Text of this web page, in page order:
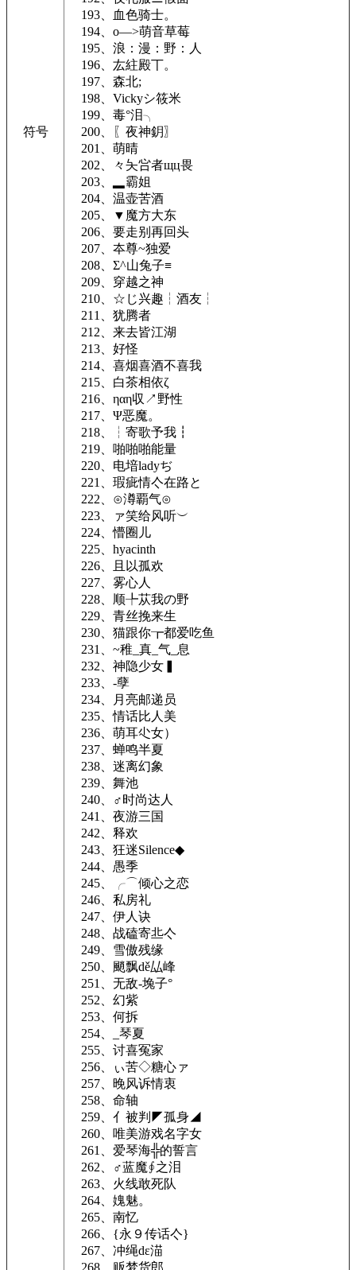
符号
193、血色骑士。
194、o—>萌音草莓
195、浪：漫：野：人
196、厷紸殿丅。
197、森北;
198、Vickyシ筱米
199、毒°泪╮
200、〖夜神鈅〗
201、萌晴
202、々夨吢者щц畏
203、▂霸姐
204、温壶苦酒
205、▼魔方大东
206、要走别再回头
207、夲尊~独爱
208、Σ^山兔子≡
209、穿越之神
210、☆じ兴趣┆酒友┆
211、犹腾者
212、来去皆江湖
213、好怪
214、喜烟喜酒不喜我
215、白茶相依ζ
216、ηαη収↗野性
217、Ψ恶魔。
218、┆寄歌予我┇
219、啪啪啪能量
220、电堷ladyぢ
221、瑕疵情亽在路と
222、⊙澊覇气⊙
223、ァ笑给风听︶
224、懵圈儿
225、hyacinth
226、且以孤欢
227、雾心人
228、顺╄苁我の野
229、青丝挽来生
230、猫跟你┲都爱吃鱼
231、~稚_真_气_息
232、神隐少女▍
233、-孽
234、月亮邮递员
235、情话比人美
236、萌耳尐女）
237、蝉鸣半夏
238、迷离幻象
239、舞池
240、♂时尚达人
241、夜游三国
242、释欢
243、狂迷Silence◆
244、愚季
245、╭⌒倾心之恋
246、私房礼
247、伊人诀
248、战磕寄丠亽
249、雪傲残缘
250、颵飘dě厸峰
251、无敌-堍子°
252、幻紫
253、何拆
254、_琴夏
255、讨喜冤家
256、ぃ苦◇糖心ァ
257、晚风诉情衷
258、命轴
259、亻被判◤孤身◢
260、唯美游戏名字女
261、爱琴海╬的誓言
262、♂蓝魔∮之泪
263、火线敢死队
264、媿魅。
265、南忆
266、{永９传话亽}
267、冲绳dε渵
268、贩梦货郎